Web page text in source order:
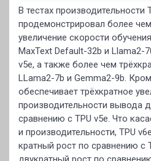
В тестах производительности
продемонстрировал более
увеличение скорости
MaxText Default-32b и Llama2-
v5e, а также более чем
LLama2-7b и Gemma2-9b.
обеспечивает трёхкратное
производительности вывода
сравнению с TPU v5e. Что
и производительности, TPU
кратный рост по сравнению с